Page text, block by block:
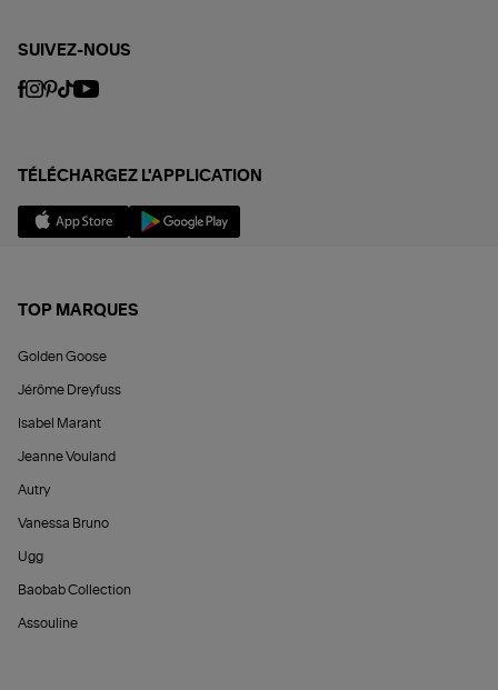
SUIVEZ-NOUS
TÉLÉCHARGEZ L'APPLICATION
TOP MARQUES
Golden Goose
Jérôme Dreyfuss
Isabel Marant
Jeanne Vouland
Autry
Vanessa Bruno
Ugg
Baobab Collection
Assouline